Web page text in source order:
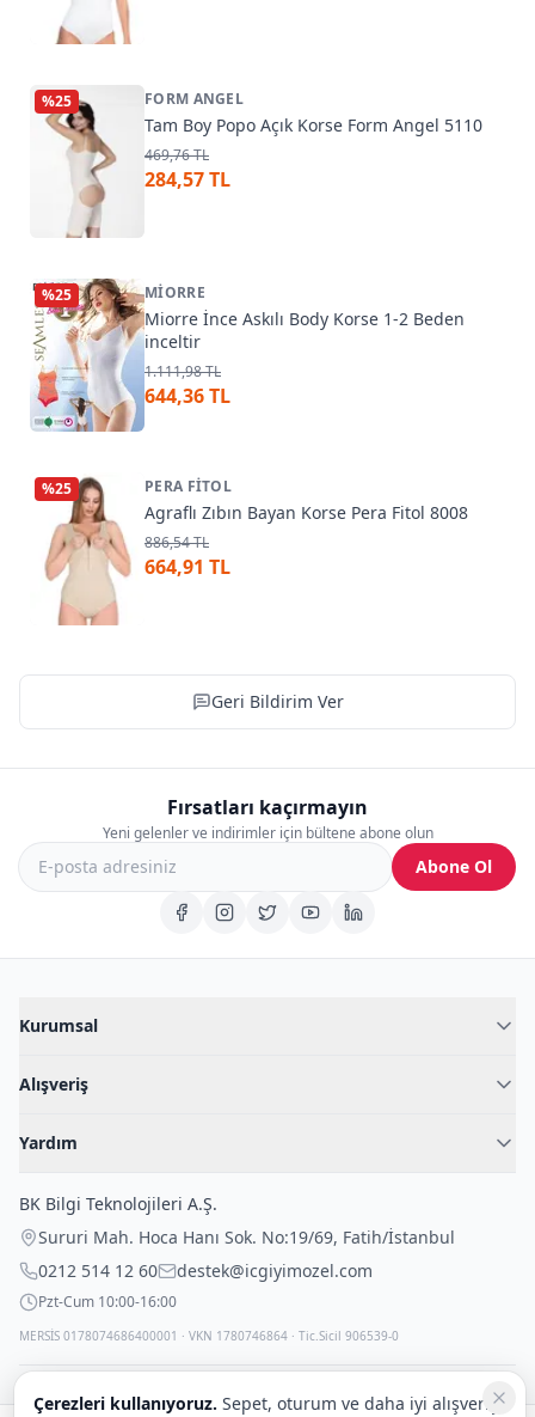
%25 FORM ANGEL
Tam Boy Popo Açık Korse Form Angel 5110
469,76 TL
284,57 TL
%25 MIORRE
Miorre İnce Askılı Body Korse 1-2 Beden
inceltir
1.111,98 TL
644,36 TL
%25 PERA FITOL
Agraflı Zıbın Bayan Korse Pera Fitol 8008
886,54 TL
664,91 TL
Geri Bildirim Ver
Fırsatları kaçırmayın
Yeni gelenler ve indirimler için bültene abone olun
Abone Ol
Kurumsal
Blog
İç Giyim Rehberi
Alışveriş
Fantazi İç Giyim
Çocuk İç Giyim
Outlet Fırsatları
Yardım
İade Politikası
Gizli Paketleme
BK Bilgi Teknolojileri A.Ş.
Sururi Mah. Hoca Hanı Sok. No:19/69, Fatih/İstanbul
0212 514 12 60
destek@icgiyimozel.com
Pzt-Cum 10:00-16:00
MERSİS 0178074686400001 · VKN 1780746864 · Tic.Sicil 906539-0
Çerezleri kullanıyoruz. Sepet, oturum ve daha iyi alışveriş